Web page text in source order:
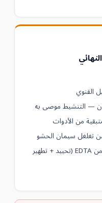
القنوي
من الأدوات
تغلغل سيمان الحشو
شطف بـ NaOCl فور الانتهاء من EDTA (تحييد + تطهير